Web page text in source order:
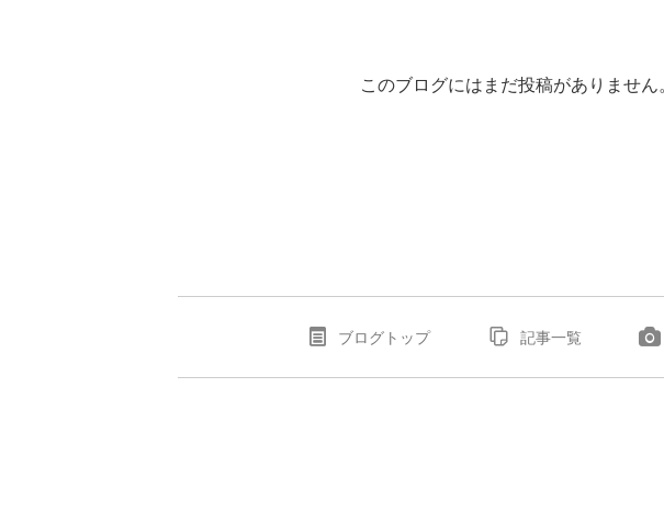
このブログにはまだ投稿がありません。
ブログトップ 記事一覧